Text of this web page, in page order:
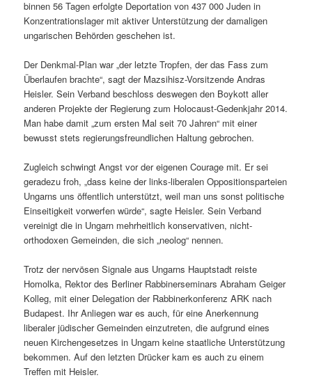
binnen 56 Tagen erfolgte Deportation von 437 000 Juden in
Konzentrationslager mit aktiver Unterstützung der damaligen
ungarischen Behörden geschehen ist.
Der Denkmal-Plan war „der letzte Tropfen, der das Fass zum
Überlaufen brachte“, sagt der Mazsihisz-Vorsitzende Andras
Heisler. Sein Verband beschloss deswegen den Boykott aller
anderen Projekte der Regierung zum Holocaust-Gedenkjahr 2014.
Man habe damit „zum ersten Mal seit 70 Jahren“ mit einer
bewusst stets regierungsfreundlichen Haltung gebrochen.
Zugleich schwingt Angst vor der eigenen Courage mit. Er sei
geradezu froh, „dass keine der links-liberalen Oppositionsparteien
Ungarns uns öffentlich unterstützt, weil man uns sonst politische
Einseitigkeit vorwerfen würde“, sagte Heisler. Sein Verband
vereinigt die in Ungarn mehrheitlich konservativen, nicht-
orthodoxen Gemeinden, die sich „neolog“ nennen.
Trotz der nervösen Signale aus Ungarns Hauptstadt reiste
Homolka, Rektor des Berliner Rabbinerseminars Abraham Geiger
Kolleg, mit einer Delegation der Rabbinerkonferenz ARK nach
Budapest. Ihr Anliegen war es auch, für eine Anerkennung
liberaler jüdischer Gemeinden einzutreten, die aufgrund eines
neuen Kirchengesetzes in Ungarn keine staatliche Unterstützung
bekommen. Auf den letzten Drücker kam es auch zu einem
Treffen mit Heisler.